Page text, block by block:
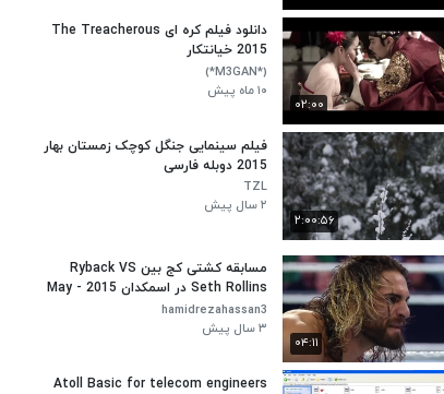
۰۲:۰۰
دانلود فیلم کره ای The Treacherous
2015 خیانتکار
(*M3GAN*)
۱۰ ماه پیش
۲:۰۰:۵۶
فیلم سینمایی جنگل کوچک زمستان بهار
2015 دوبله فارسی
TZL
۲ سال پیش
۰۴:۱۱
مسابقه کشتی کج بین Ryback VS
Seth Rollins در اسمکدان 2015 - May
14
hamidrezahassan3
۳ سال پیش
Atoll Basic for telecom engineers